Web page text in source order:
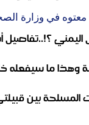
معتوه في وزارة
اليمني
ما سيفعله
المسلحة بين